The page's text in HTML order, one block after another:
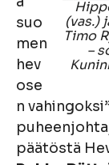
(vas.)
Timo
–
suo
men
hev
ose
n
päätöstä